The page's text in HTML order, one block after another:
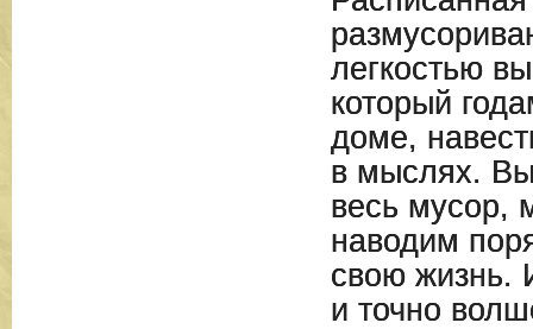
легкостью
который
доме,
в мыслях.
весь мусор,
наводим
свою жизнь.
и точно